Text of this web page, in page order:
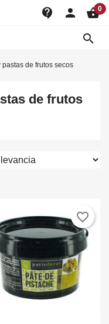
contact_support person shopping_basket0

pastas de frutos secos
de frutos
favorite_border